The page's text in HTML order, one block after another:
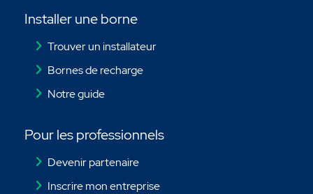
Installer une borne
Trouver un installateur
Bornes de recharge
Notre guide
Pour les professionnels
Devenir partenaire
Inscrire mon entreprise